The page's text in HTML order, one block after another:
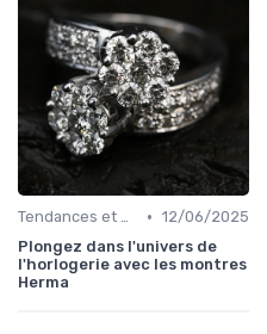
Tendances et Conseils de Style • 12/06/2025
Plongez dans l'univers de
l'horlogerie avec les montres
Herma